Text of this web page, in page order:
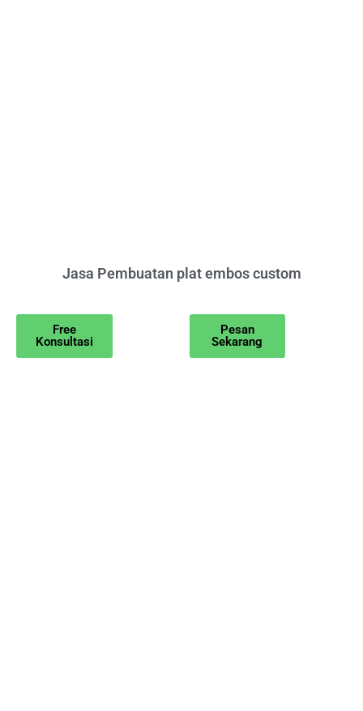
Jasa Pembuatan plat embos custom
Free
Konsultasi
Pesan
Sekarang